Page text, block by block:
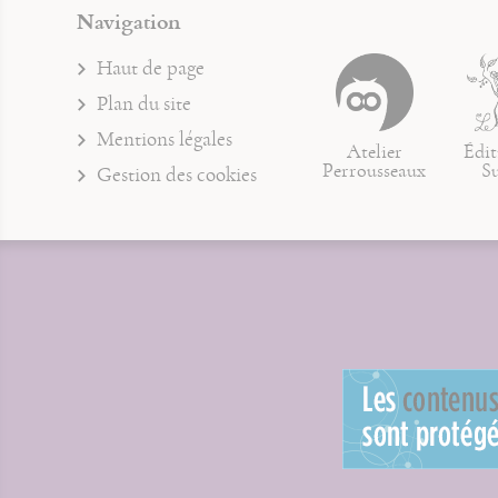
Navigation
Haut de page
Plan du site
Mentions légales
Gestion des cookies
Atelier
Perrousseaux